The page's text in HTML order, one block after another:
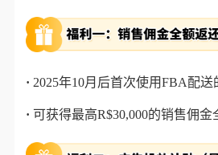
· 2025年10月后首次使用FBA配送
· 可获得最高R$30,000的销售佣金